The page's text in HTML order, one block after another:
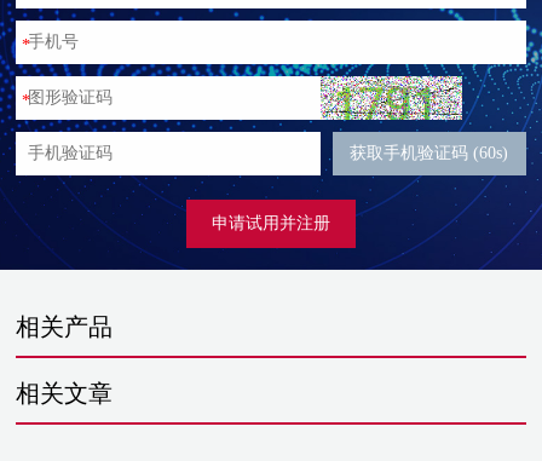
*
*
获取手机验证码 (60s)
申请试用并注册
相关产品
相关文章